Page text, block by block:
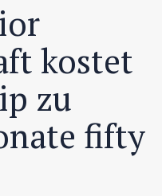
kostet
zu
fifty